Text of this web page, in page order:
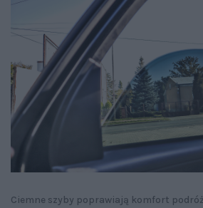
Ciemne szyby poprawiają komfort